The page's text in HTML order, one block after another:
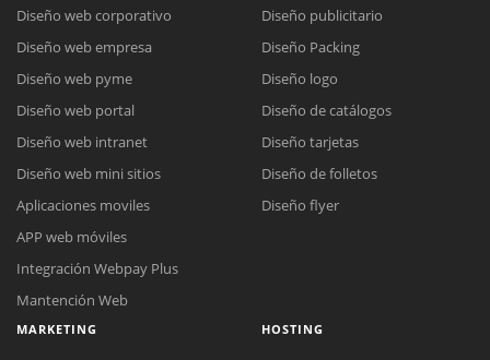
Diseño web corporativo
Diseño web empresa
Diseño web pyme
Diseño web portal
Diseño web intranet
Diseño web mini sitios
Aplicaciones moviles
APP web móviles
Integración Webpay Plus
Mantención Web
Diseño publicitario
Diseño Packing
Diseño logo
Diseño de catálogos
Diseño tarjetas
Diseño de folletos
Diseño flyer
MARKETING HOSTING